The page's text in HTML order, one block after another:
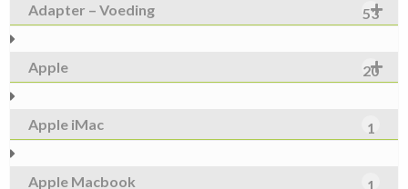
Adapter – Voeding 53
Apple 20
Apple iMac 1
Apple Macbook 1